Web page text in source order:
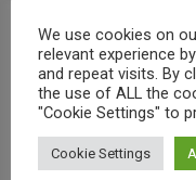
We use cookies on
relevant experience
and repeat visits. By
the use of ALL the
"Cookie Settings" to
Cookie Settings